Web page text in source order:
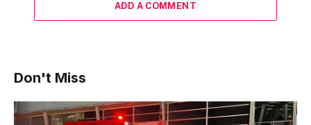
ADD A COMMENT
Don't Miss